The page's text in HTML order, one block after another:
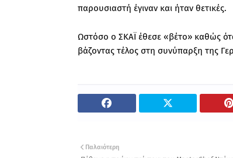
παρουσιαστή έγιναν και ήταν θετικές.
Ωστόσο ο ΣΚΑΪ έθεσε «βέτο» καθώς
βάζοντας τέλος στη συνύπαρξη της
Παλαιότερη